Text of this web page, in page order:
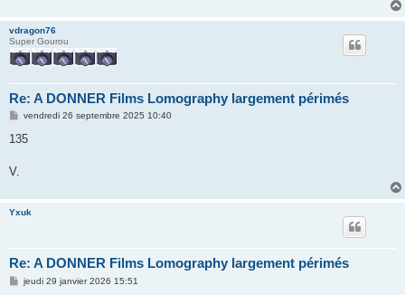
vdragon76
Super Gourou
Re: A DONNER Films Lomography largement périmés
M
s
vendredi 26 septembre 2025 10:40
135
V.
Yxuk
Re: A DONNER Films Lomography largement périmés
Mjeudi 29 janvier 2026 15:51